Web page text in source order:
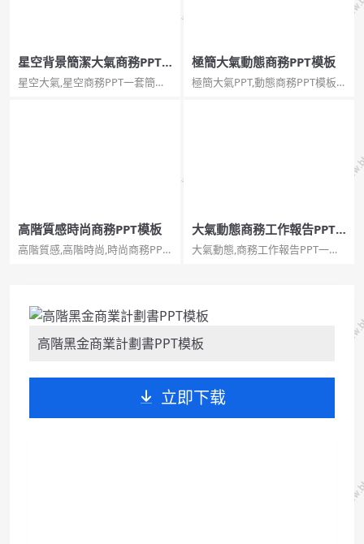
星空背景簡潔大氣商務PPT
模板
星空大氣,星空商務PPT一套簡約
極簡大氣動態商務PPT模板
極簡大氣PPT,動態商務PPT模板
高階質感時尚商務PPT模板
高階質感,高階時尚,時尚商務PPT
大氣動態商務工作報告PPT
模板
大氣動態,商務工作報告PPT一套
可用於公司介紹、產品宣傳等其
他用途。適用於商業回報...
高階黑金商業計劃書PPT模板
立即下载